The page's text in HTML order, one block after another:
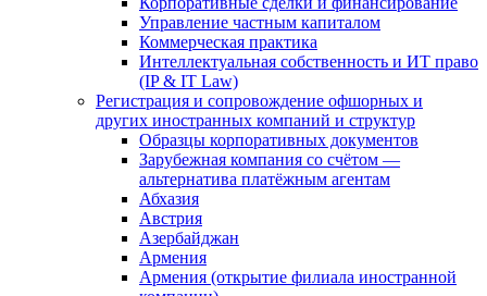
Управление частным капиталом
Коммерческая практика
Интеллектуальная собственность и ИТ право
(IP & IT Law)
Регистрация и сопровождение офшорных и
других иностранных компаний и структур
Образцы корпоративных документов
Зарубежная компания со счётом —
альтернатива платёжным агентам
Абхазия
Австрия
Азербайджан
Армения
Армения (открытие филиала иностранной